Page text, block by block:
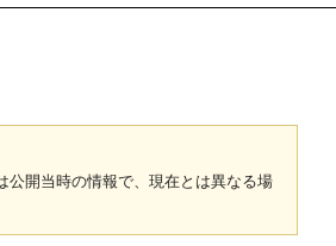
公開当時の情報で、現在とは異なる場